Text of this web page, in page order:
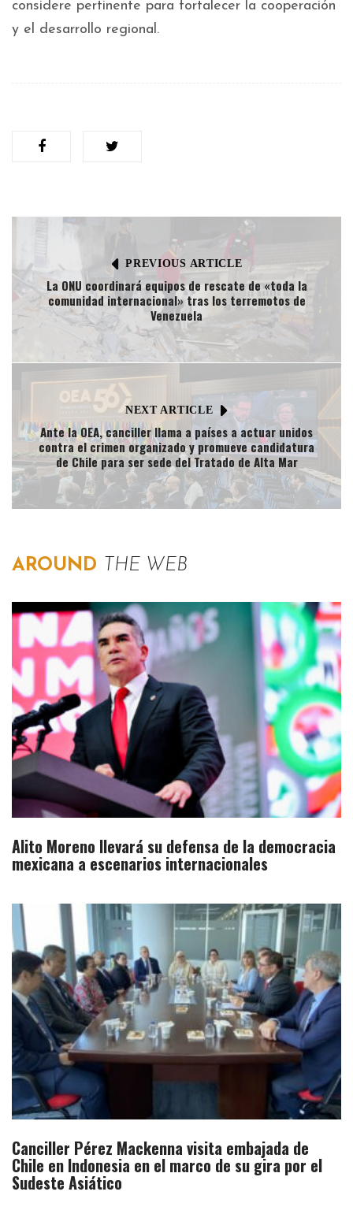
considere pertinente para fortalecer la cooperación
y el desarrollo regional.
PREVIOUS ARTICLE
La ONU coordinará equipos de rescate de «toda la
comunidad internacional» tras los terremotos de
Venezuela
NEXT ARTICLE
Ante la OEA, canciller llama a países a actuar unidos
contra el crimen organizado y promueve candidatura
de Chile para ser sede del Tratado de Alta Mar
AROUND THE WEB
Alito Moreno llevará su defensa de la democracia
mexicana a escenarios internacionales​
Canciller Pérez Mackenna visita embajada de
Chile en Indonesia en el marco de su gira por el
Sudeste Asiático